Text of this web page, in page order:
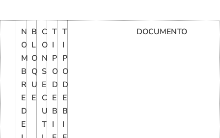
N
O
M
B
R
E
D
E
B
L
O
Q
U
E
C
O
N
S
E
C
U
T
T
I
P
O
D
E
B
I
T
I
P
O
D
E
B
I
DOCUMENTO